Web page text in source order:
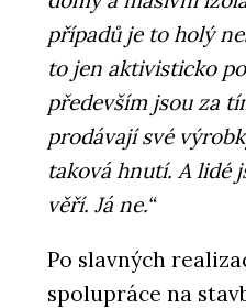
případů je to holý
to jen aktivisticko
především jsou za
prodávají své
taková hnutí. A lidé
věří. Já ne.“
Po slavných
spolupráce na